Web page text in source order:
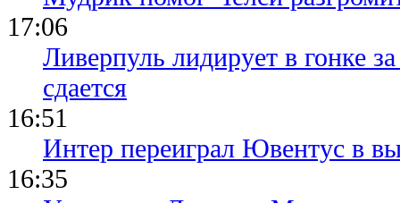
17:06
Ливерпуль лидирует в гонке
сдается
16:51
Интер переиграл Ювентус в
16:35